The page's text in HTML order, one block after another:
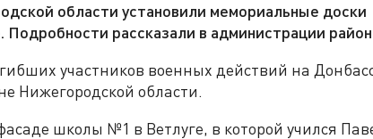
области установили мемориальные доски
рассказали в администрации
участников военных действий на
Нижегородской области.
школы №1 в Ветлуге, в которой учился